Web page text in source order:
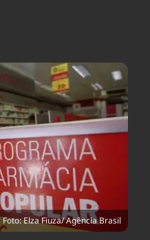
Meio Ambiente
Podcast
Política
Saúde
Tempo
Foto: Elza Fiuza/ Agência Brasil